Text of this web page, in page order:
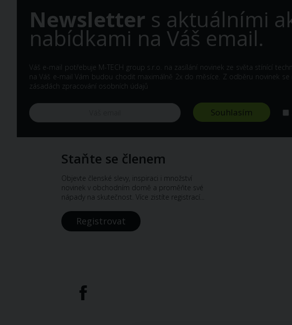
Newsletter s aktuálními
nabídkami na Váš email.
Váš e-mail potřebuje M-TECH group s.r.o. na zasílání novinek ze světa stínící
na Váš e-mail Vám budou chodit maximálně 2x do měsíce. Z odběru novinek
zásadách zpracování osobních údajů
Staňte se členem
Objevte členské slevy, inspiraci i množství
novinek v obchodním domě a proměňte své
nápady na skutečnost. Více zistíte registrací...
Registrovat